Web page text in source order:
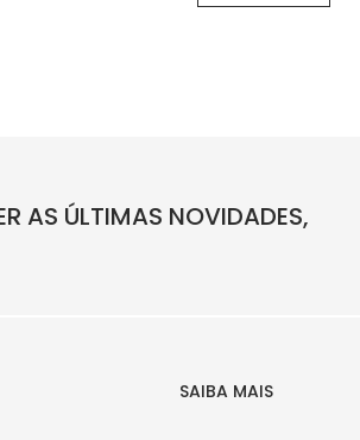
AS ÚLTIMAS NOVIDADES,
SAIBA MAIS